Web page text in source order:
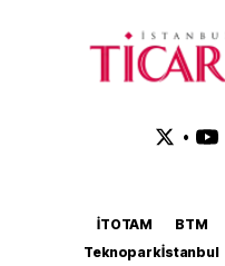
•
İTOTAM BTM
Teknopark İstanbul